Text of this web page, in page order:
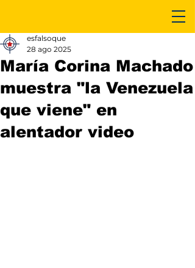
María Corina Machado
muestra "la Venezuela
que viene" en
alentador video
esfalsoque
28 ago 2025